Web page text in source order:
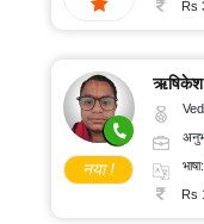
Rs
नया !
ऋषिकेश
Rs